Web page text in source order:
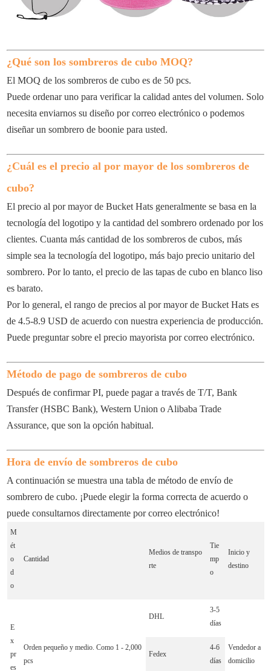
¿Qué son los sombreros de cubo MOQ?
El MOQ de los sombreros de cubo es de 50 pcs.
Puede ordenar uno para verificar la calidad antes del volumen. Solo
necesita enviarnos su diseño por correo electrónico o podemos
diseñar un sombrero de boonie para usted.
¿Cuál es el precio al por mayor de los sombreros de
cubo?
El precio al por mayor de Bucket Hats generalmente se basa en la
tecnología del logotipo y la cantidad del sombrero ordenado por los
clientes. Cuanta más cantidad de los sombreros de cubos, más
simple sea la tecnología del logotipo, más bajo precio unitario del
sombrero. Por lo tanto, el precio de las tapas de cubo en blanco liso
es barato.
Por lo general, el rango de precios al por mayor de Bucket Hats es
de 4.5-8.9 USD de acuerdo con nuestra experiencia de producción.
Puede preguntar sobre el precio mayorista por correo electrónico.
Método de pago de sombreros de cubo
Después de confirmar PI, puede pagar a través de T/T, Bank
Transfer (HSBC Bank), Western Union o Alibaba Trade
Assurance, que son la opción habitual.
Hora de envío de sombreros de cubo
A continuación se muestra una tabla de método de envío de
sombrero de cubo. ¡Puede elegir la forma correcta de acuerdo o
puede consultarnos directamente por correo electrónico!
M
ét
o
d
o
Cantidad
Medios de transpo
rte
Tie
mp
o
Inicio y
destino
E
x
pr
es
Orden pequeño y medio. Como 1 - 2,000
pcs
DHL
3-5
días
Vendedor a
domicilio
Fedex
4-6
días